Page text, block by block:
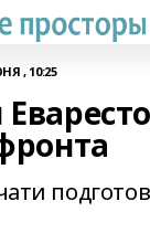
, 10:25